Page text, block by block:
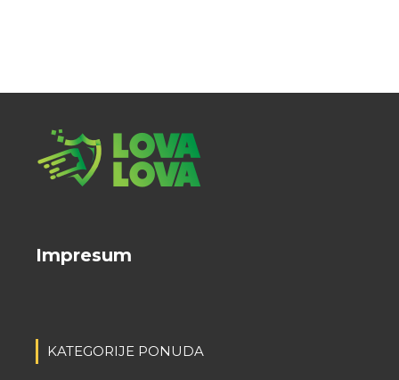
Impresum
KATEGORIJE PONUDA